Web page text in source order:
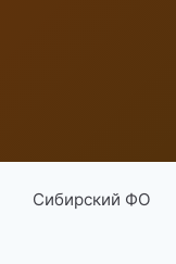
Сибирский ФО